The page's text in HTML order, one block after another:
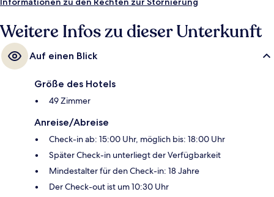
Weitere Infos zu dieser Unterkunft
Auf einen Blick
Größe des Hotels
49 Zimmer
Anreise/Abreise
Check-in ab: 15:00 Uhr, möglich bis: 18:00 Uhr
Später Check-in unterliegt der Verfügbarkeit
Mindestalter für den Check-in: 18 Jahre
Der Check-out ist um 10:30 Uhr